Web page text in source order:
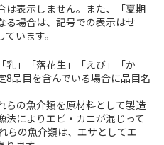
は表示しません。また、「夏期
る場合は、記号での表示はせ
います。
乳」「落花生」「えび」「か
8品目を含んでいる場合に品目名
の魚介類を原材料として製造
法によりエビ・カニが混じって
らの魚介類は、エサとしてエ